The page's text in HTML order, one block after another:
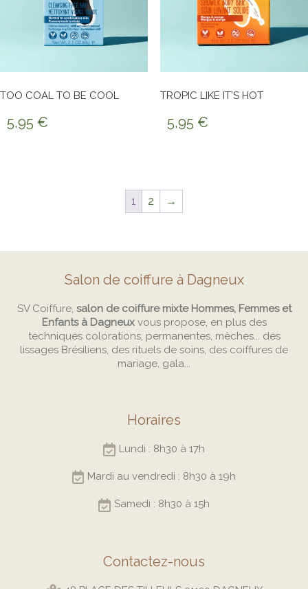
TOO COAL TO BE COOL
5,95 €
TROPIC LIKE IT’S HOT
5,95 €
1 2 →
Salon de coiffure à Dagneux
SV Coiffure, salon de coiffure mixte Hommes, Femmes et
Enfants à Dagneuxvous propose, en plus des
techniques colorations, permanentes, mèches... des
lissages Brésiliens, des rituels de soins, des coiffures de
mariage, gala...
Horaires
Lundi : 8h30 à 17h
Mardi au vendredi : 8h30 à 19h
Samedi : 8h30 à 15h
Contactez-nous